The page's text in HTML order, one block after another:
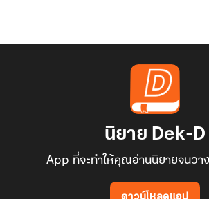
นิยาย Dek-D
App ที่จะทำให้คุณอ่านนิยายจนวา